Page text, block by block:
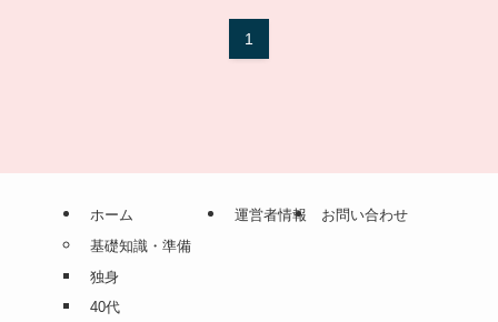
1
ホーム
基礎知識・準備
独身
40代
運営者情報 お問い合わせ